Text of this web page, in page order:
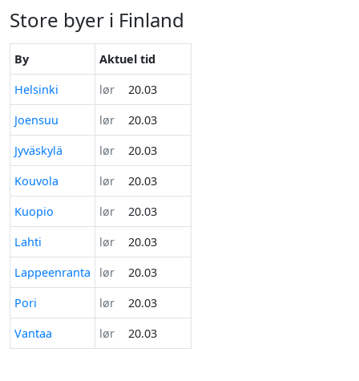
Store byer i Finland
By
Aktuel tid
Helsinki
lør
20.03
Joensuu
lør
20.03
Jyväskylä
lør
20.03
Kouvola
lør
20.03
Kuopio
lør
20.03
Lahti
lør
20.03
Lappeenranta
lør
20.03
Pori
lør
20.03
Vantaa
lør 20.03